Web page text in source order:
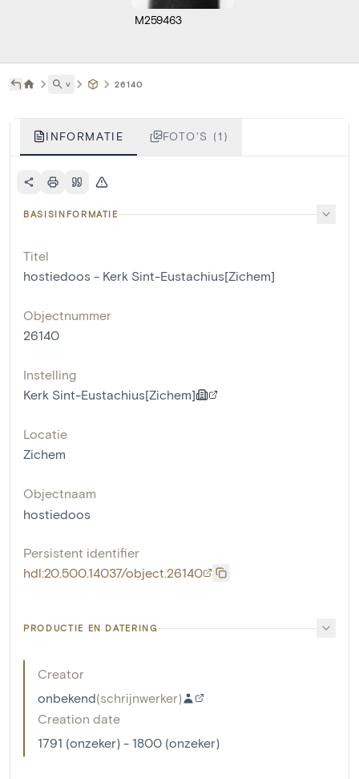
M259463
˅ 26140
INFORMATIE FOTO'S (1)
BASISINFORMATIE
Titel
hostiedoos - Kerk Sint-Eustachius[Zichem]
Objectnummer
26140
Instelling
Kerk Sint-Eustachius[Zichem]
Locatie
Zichem
Objectnaam
hostiedoos
Persistent identifier
hdl:20.500.14037/object.26140
PRODUCTIE EN DATERING
Creator
onbekend(schrijnwerker)
Creation date
1791 (onzeker) - 1800 (onzeker)